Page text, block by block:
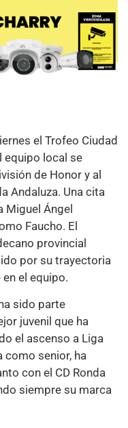
el Trofeo Ciudad
equipo local se
de Honor y al
Andaluza. Una cita
Miguel Ángel
Faucho. El
provincial
por su trayectoria
el equipo.
sido parte
juvenil que ha
el ascenso a Liga
como senior, ha
con el CD Ronda
siempre su marca